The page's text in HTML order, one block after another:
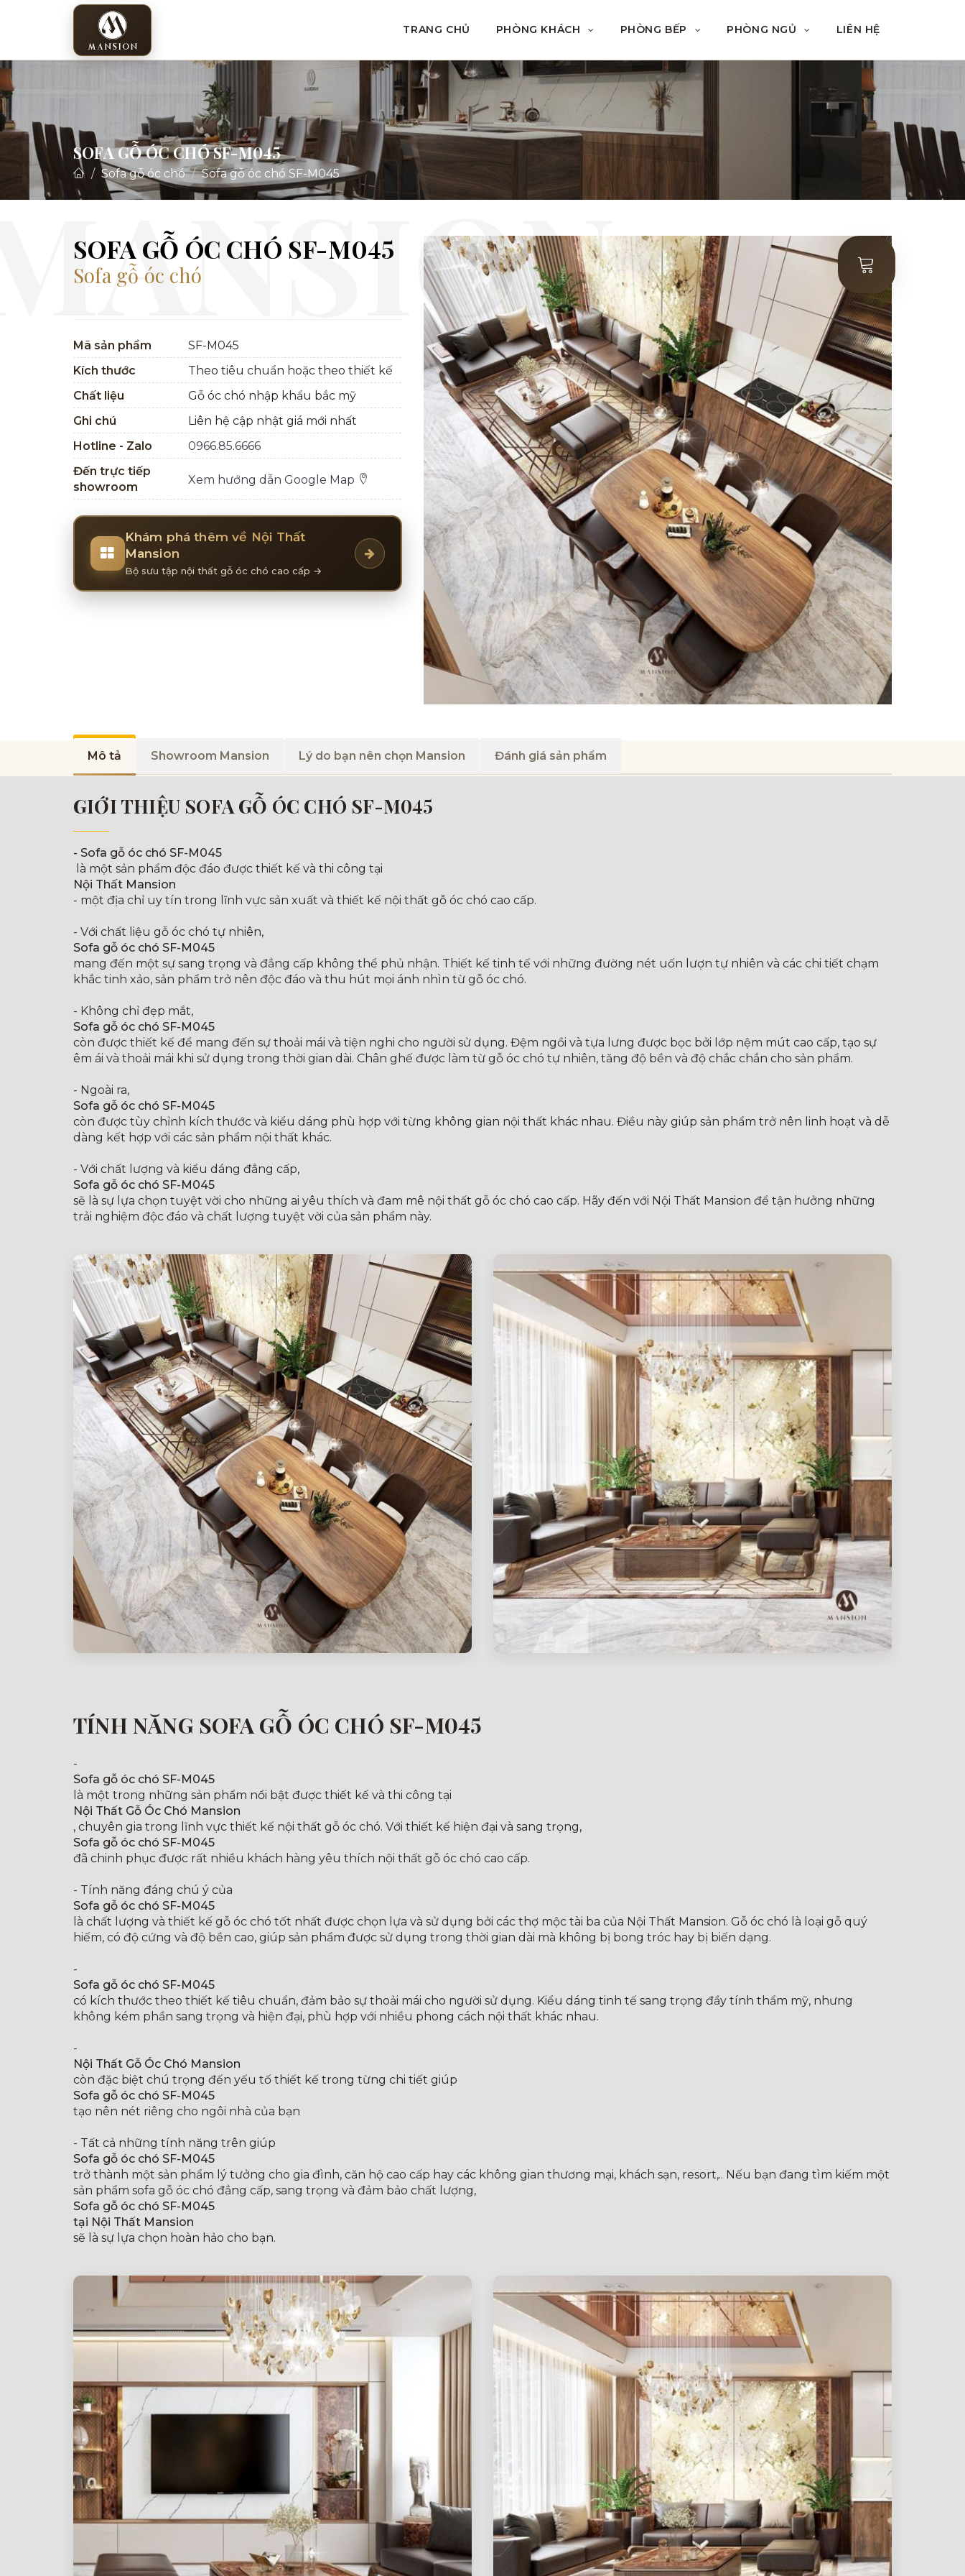
TRANG CHỦ PHÒNG KHÁCH PHÒNG BẾP PHÒNG NGỦ LIÊN HỆ
SOFA GỖ ÓC CHÓ SF-M045
Sofa gỗ óc chó Sofa gỗ óc chó SF-M045
SOFA GỖ ÓC CHÓ SF-M045
Sofa gỗ óc chó
Mã sản phẩm
SF-M045
Kích thước
Theo tiêu chuẩn hoặc theo thiết kế
Chất liệu
Gỗ óc chó nhập khẩu bắc mỹ
Ghi chú
Liên hệ cập nhật giá mới nhất
Hotline - Zalo
0966.85.6666
Đến trực tiếp
showroom
Xem hướng dẫn Google Map
Khám phá thêm về Nội Thất
Mansion
Bộ sưu tập nội thất gỗ óc chó cao cấp →
Mô tả Showroom Mansion Lý do bạn nên chọn Mansion Đánh giá sản phẩm
GIỚI THIỆU SOFA GỖ ÓC CHÓ SF-M045
- Sofa gỗ óc chó SF-M045
là một sản phẩm độc đáo được thiết kế và thi công tại
Nội Thất Mansion
- một địa chỉ uy tín trong lĩnh vực sản xuất và thiết kế nội thất gỗ óc chó cao cấp.
- Với chất liệu gỗ óc chó tự nhiên,
Sofa gỗ óc chó SF-M045
mang đến một sự sang trọng và đẳng cấp không thể phủ nhận. Thiết kế tinh tế với những đường nét uốn lượn tự nhiên và các chi tiết chạm
khắc tinh xảo, sản phẩm trở nên độc đáo và thu hút mọi ánh nhìn từ gỗ óc chó.
- Không chỉ đẹp mắt,
Sofa gỗ óc chó SF-M045
còn được thiết kế để mang đến sự thoải mái và tiện nghi cho người sử dụng. Đệm ngồi và tựa lưng được bọc bởi lớp nệm mút cao cấp, tạo sự
êm ái và thoải mái khi sử dụng trong thời gian dài. Chân ghế được làm từ gỗ óc chó tự nhiên, tăng độ bền và độ chắc chắn cho sản phẩm.
- Ngoài ra,
Sofa gỗ óc chó SF-M045
còn được tùy chỉnh kích thước và kiểu dáng phù hợp với từng không gian nội thất khác nhau. Điều này giúp sản phẩm trở nên linh hoạt và dễ
dàng kết hợp với các sản phẩm nội thất khác.
- Với chất lượng và kiểu dáng đẳng cấp,
Sofa gỗ óc chó SF-M045
sẽ là sự lựa chọn tuyệt vời cho những ai yêu thích và đam mê nội thất gỗ óc chó cao cấp. Hãy đến với Nội Thất Mansion để tận hưởng những
trải nghiệm độc đáo và chất lượng tuyệt vời của sản phẩm này.
TÍNH NĂNG SOFA GỖ ÓC CHÓ SF-M045
-
Sofa gỗ óc chó SF-M045
là một trong những sản phẩm nổi bật được thiết kế và thi công tại
Nội Thất Gỗ Óc Chó Mansion
, chuyên gia trong lĩnh vực thiết kế nội thất gỗ óc chó. Với thiết kế hiện đại và sang trọng,
Sofa gỗ óc chó SF-M045
đã chinh phục được rất nhiều khách hàng yêu thích nội thất gỗ óc chó cao cấp.
- Tính năng đáng chú ý của
Sofa gỗ óc chó SF-M045
là chất lượng và thiết kế gỗ óc chó tốt nhất được chọn lựa và sử dụng bởi các thợ mộc tài ba của Nội Thất Mansion. Gỗ óc chó là loại gỗ quý
hiếm, có độ cứng và độ bền cao, giúp sản phẩm được sử dụng trong thời gian dài mà không bị bong tróc hay bị biến dạng.
-
Sofa gỗ óc chó SF-M045
có kích thước theo thiết kế tiêu chuẩn, đảm bảo sự thoải mái cho người sử dụng. Kiểu dáng tinh tế sang trọng đầy tính thẩm mỹ, nhưng
không kém phần sang trọng và hiện đại, phù hợp với nhiều phong cách nội thất khác nhau.
-
Nội Thất Gỗ Óc Chó Mansion
còn đặc biệt chú trọng đến yếu tố thiết kế trong từng chi tiết giúp
Sofa gỗ óc chó SF-M045
tạo nên nét riêng cho ngôi nhà của bạn
- Tất cả những tính năng trên giúp
Sofa gỗ óc chó SF-M045
trở thành một sản phẩm lý tưởng cho gia đình, căn hộ cao cấp hay các không gian thương mại, khách sạn, resort,.. Nếu bạn đang tìm kiếm một
sản phẩm sofa gỗ óc chó đẳng cấp, sang trọng và đảm bảo chất lượng,
Sofa gỗ óc chó SF-M045
tại Nội Thất Mansion
sẽ là sự lựa chọn hoàn hảo cho bạn.